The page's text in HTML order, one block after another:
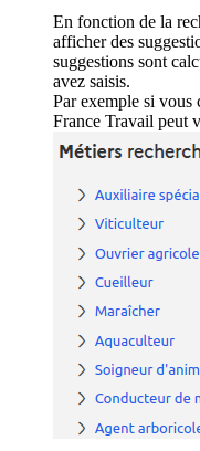
En fonction de la
afficher des
suggestions sont
avez saisis.
Par exemple si vous
France Travail peut